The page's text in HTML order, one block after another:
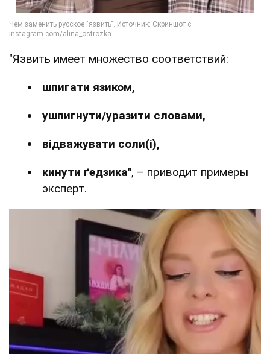
"Язвить имеет множество соответствий:
шпигати язиком,
ушпигнути/уразити словами,
відважувати соли(і),
кинути ґедзика", – приводит примеры
эксперт.